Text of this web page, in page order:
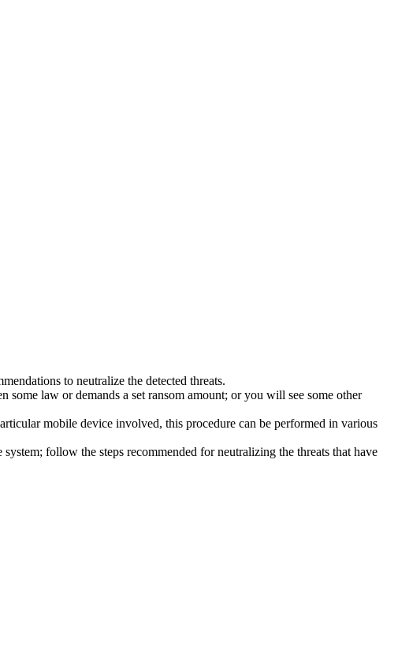
to neutralize the detected threats.
law or demands a set ransom amount; or you will see some other
mobile device involved, this procedure can be performed in various
follow the steps recommended for neutralizing the threats that have